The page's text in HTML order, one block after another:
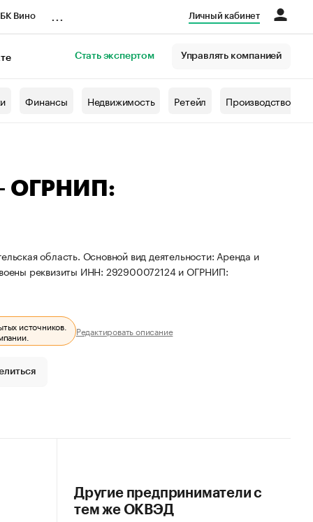
Вино Личный кабинет
Стать экспертом Управлять компанией
Финансы Недвижимость Ретейл Производство
ОГРНИП:
область. Основной вид деятельности: Аренда и
реквизиты ИНН: 292900072124 и ОГРНИП:
источников.
Редактировать описание
Другие предприниматели с
тем же ОКВЭД